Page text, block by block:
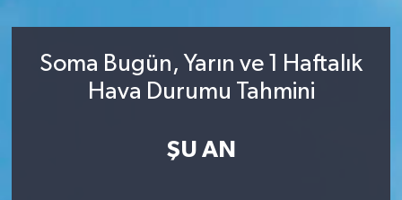
Soma Bugün, Yarın ve 1 Haftalık
Hava Durumu Tahmini
ŞU AN
Türkiye
Haber Arşivi